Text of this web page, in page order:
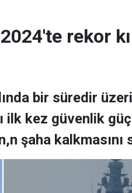
rekor
bir süredir
ilk kez güvenlik
şaha kalkmasını